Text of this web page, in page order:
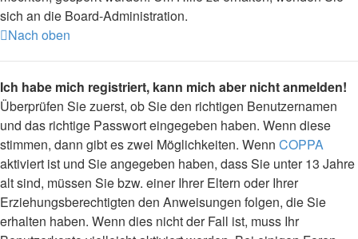
sich an die Board-Administration.
Nach oben
Ich habe mich registriert, kann mich aber nicht anmelden!
Überprüfen Sie zuerst, ob Sie den richtigen Benutzernamen
und das richtige Passwort eingegeben haben. Wenn diese
stimmen, dann gibt es zwei Möglichkeiten. Wenn COPPA
aktiviert ist und Sie angegeben haben, dass Sie unter 13 Jahre
alt sind, müssen Sie bzw. einer Ihrer Eltern oder Ihrer
Erziehungsberechtigten den Anweisungen folgen, die Sie
erhalten haben. Wenn dies nicht der Fall ist, muss Ihr